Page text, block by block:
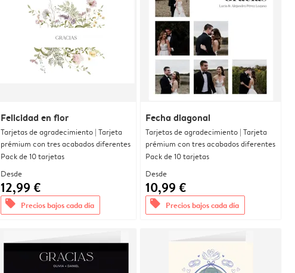
Felicidad en flor
Tarjetas de agradecimiento | Tarjeta
prémium con tres acabados diferentes
Pack de 10 tarjetas
Desde
12,99 €
offers Precios bajos cada día
Fecha diagonal
Tarjetas de agradecimiento | Tarjeta
prémium con tres acabados diferentes
Pack de 10 tarjetas
Desde
10,99 €
offers Precios bajos cada día